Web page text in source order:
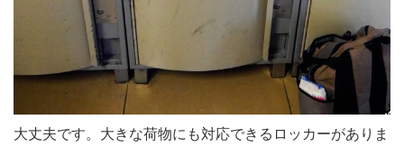
大丈夫です。大きな荷物にも対応できるロッカーがありま